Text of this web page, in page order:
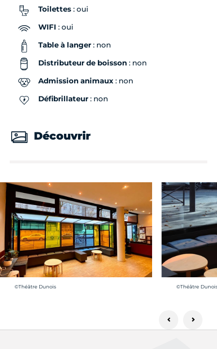
Toilettes : oui
WIFI : oui
Table à langer: non
Distributeur de boisson : non
Admission animaux : non
Défibrillateur: non
Découvrir
Crédit photo :
©Théâtre Dunois Crédit photo :
©Théâtre